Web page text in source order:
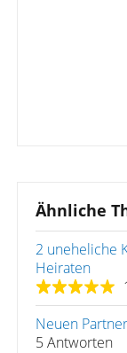
Ähnliche
2 uneheliche
Heiraten
Neuen
5 Antworten